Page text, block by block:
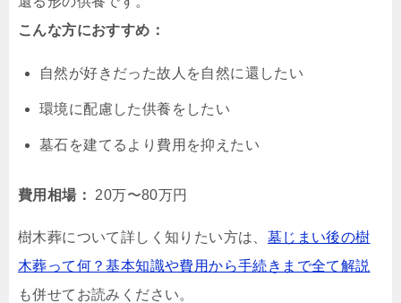
こんな方におすすめ：
自然が好きだった故人を自然に還したい
環境に配慮した供養をしたい
墓石を建てるより費用を抑えたい
費用相場： 20万〜80万円
樹木葬について詳しく知りたい方は、 墓じまい後の樹
木葬って何？基本知識や費用から手続きまで全て解説
も併せてお読みください。